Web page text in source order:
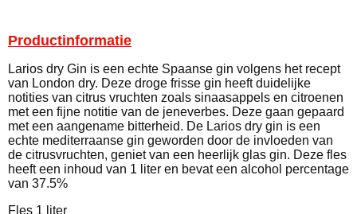
Productinformatie
Larios dry Gin is een echte Spaanse gin volgens het recept
van London dry. Deze droge frisse gin heeft duidelijke
notities van citrus vruchten zoals sinaasappels en citroenen
met een fijne notitie van de jeneverbes. Deze gaan gepaard
met een aangename bitterheid. De Larios dry gin is een
echte mediterraanse gin geworden door de invloeden van
de citrusvruchten, geniet van een heerlijk glas gin. Deze fles
heeft een inhoud van 1 liter en bevat een alcohol percentage
van 37.5%
Fles 1 liter